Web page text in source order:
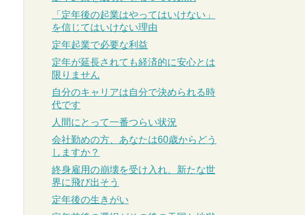
「定年後の起業はやってはいけない」
を信じてはいけない理由
定年起業で必要な利益
定年が延長されても経済的に安心とは
限りません
自分のキャリアは自分で決められる時
代です
人間にとって一番つらい状況
会社勤めの方、あなたは60歳からどう
しますか？
終身雇用の崩壊を受け入れ、新たな世
界に飛び出そう
定年後の生きがい